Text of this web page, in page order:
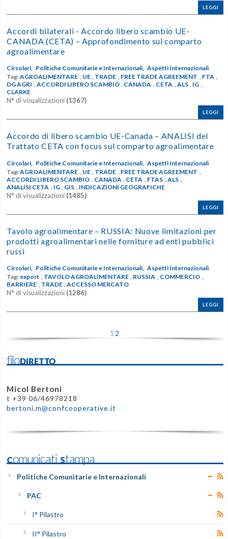
LEGGI
Accordi bilaterali - Accordo libero scambio UE-
CANADA (CETA) – Approfondimento sul comparto
agroalimentare
Circolari, Politiche Comunitarie e Internazionali, Aspetti Internazionali
Tag:AGROALIMENTARE , UE , TRADE , FREE TRADE AGREEMENT , FTA ,
DG AGRI , ACCORDI LIBERO SCAMBIO , CANADA , CETA , ALS , IG ,
CLARKE
N° di visualizzazioni (1367)
LEGGI
Accordo di libero scambio UE-Canada – ANALISI del
Trattato CETA con focus sul comparto agroalimentare
Circolari, Politiche Comunitarie e Internazionali,
Aspetti Internazionali
Tag:AGROALIMENTARE UE TRADE FREE TRADE AGREEMENT
ACCORDI LIBERO SCAMBIO
CANADA CETA FTAS ALS
ANALISI CETA
IG GIS INDICAZIONI GEOGRAFICHE
N° di visualizzazioni (1485)
LEGGI
Tavolo agroalimentare – RUSSIA: Nuove limitazioni per
prodotti agroalimentari nelle forniture ad enti pubblici
russi
Circolari, Politiche Comunitarie e Internazionali,
Aspetti Internazionali
Tag: export TAVOLO AGROALIMENTARE RUSSIA COMMERCIO
BARRIERE
TRADE ,ACCESSO MERCATO
N° di visualizzazioni (1286)
LEGGI
1 2
filoDIRETTO
Micol Bertoni
t +39 06/46978218
bertoni.m@confcooperative.it
Comunicati Stampa
Politiche Comunitarie e Internazionali
PAC
I° Pilastro
II° Pilastro